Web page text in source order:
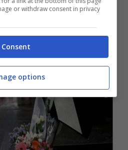
– ed è passato com’è
in quei momenti
la pioggia in lacrime,
e i miei genitori.
ragazze“.
or withdraw consent in privacy
Consent
options